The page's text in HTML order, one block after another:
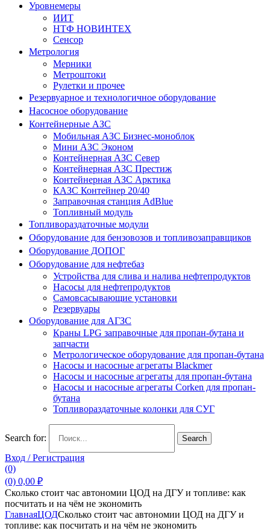
Уровнемеры
ИИТ
НТФ НОВИНТЕХ
Сенсор
Метрология
Мерники
Метроштоки
Рулетки и прочее
Резервуарное и технологичное оборудование
Насосное оборудование
Контейнерные АЗС
Мобильная АЗС Бизнес-моноблок
Мини АЗС Эконом
Контейнерная АЗС Север
Контейнерная АЗС Престиж
Контейнерная АЗС Арктика
КАЗС Контейнер 20/40
Заправочная станция AdBlue
Топливный модуль
Топливораздаточные модули
Оборудование для бензовозов и топливозаправщиков
Оборудование ДОПОГ
Оборудование для нефтебаз
Устройства для слива и налива нефтепродуктов
Насосы для нефтепродуктов
Самовсасывающие установки
Резервуары
Оборудование для АГЗС
Краны LPG заправочные для пропан-бутана и
запчасти
Метрологическое оборудование для пропан-бутана
Насосы и насосные агрегаты Blackmer
Насосы и насосные агрегаты для пропан-бутана
Насосы и насосные агрегаты Corken для пропан-
бутана
Топливораздаточные колонки для СУГ
Search for: Search
Вход / Регистрация
(0)
(0) 0,00 ₽
Сколько стоит час автономии ЦОД на ДГУ и топливе: как
посчитать и на чём не экономить
ГлавнаяЦОДСколько стоит час автономии ЦОД на ДГУ и
топливе: как посчитать и на чём не экономить